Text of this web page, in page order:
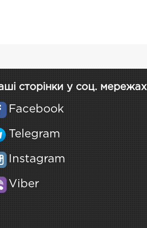
сторінки у соц. мережах
Facebook
Telegram
Instagram
Viber